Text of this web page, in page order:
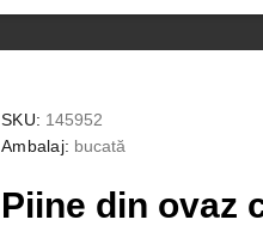
SKU: 145952
Ambalaj: bucată
Piine din ovaz